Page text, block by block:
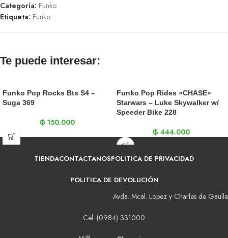
Categoría: Funko
Etiqueta: Funko
Te puede interesar:
Funko Pop Rocks Bts S4 –
Suga 369
₲ 150.000
Funko Pop Rides »CHASE»
Starwars – Luke Skywalker w/
Speeder Bike 228
₲ 444.000
TIENDACONTACTANOSPOLITICA DE PRIVACIDAD
POLITICA DE DEVOLUCIÓN
Avda. Mcal. Lopez y Charles de Gaulle
Cel: (0984) 331000